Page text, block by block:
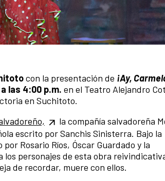
con la presentación de ¡Ay,
las 4:00 p.m. en el Teatro Alejandro
en Suchitoto.
la compañía salvadoreña
escrito por Sanchis Sinisterra. Bajo la
Rosario Ríos, Óscar Guardado y la
personajes de esta obra
de recordar, muere con ellos.